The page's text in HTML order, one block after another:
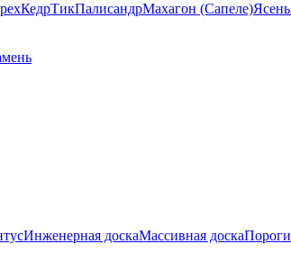
КедрТикПалисандрМахагон (Сапеле)Ясень
Инженерная доскаМассивная доскаПороги